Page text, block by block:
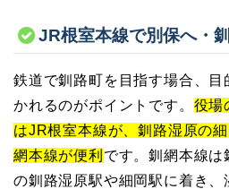
JR根室本線で別保へ・
鉄道で釧路町を目指す場合、目
かれるのがポイントです。 役場
はJR根室本線が、釧路湿原の
網本線が便利 です。釧網本線は
の釧路湿原駅や細岡駅に着き、